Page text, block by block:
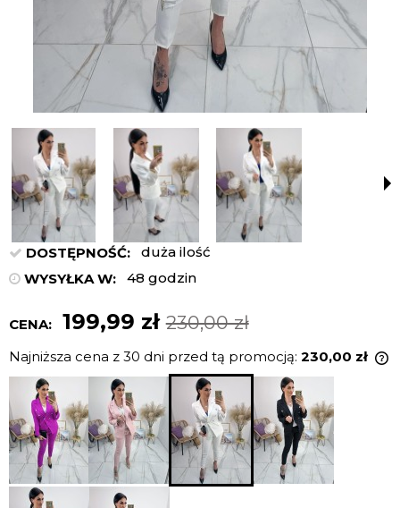
DOSTĘPNOŚĆ:
duża ilość
WYSYŁKA W:
48 godzin
CENA: 199,99 zł 230,00 zł
Najniższa cena z 30 dni przed tą promocją: 230,00 zł